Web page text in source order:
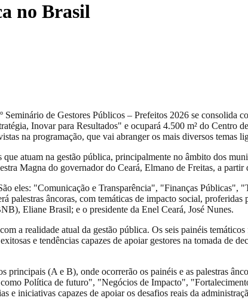
no Brasil
de Gestores Públicos – Prefeitos 2026 se consolida
Inovar para Resultados" e ocupará 4.500 m² do Centro
na programação, que vai abranger os mais diversos temas
atuam na gestão pública, principalmente no âmbito dos
Magna do governador do Ceará, Elmano de Freitas, a partir
eles: "Comunicação e Transparência", "Finanças
âncoras, com temáticas de impacto social, proferidas
Eliane Brasil; e o presidente da Enel Ceará, José Nunes.
a realidade atual da gestão pública. Os seis painéis
e tendências capazes de apoiar gestores na tomada de
(A e B), onde ocorrerão os painéis e as palestras
Política de futuro", "Negócios de Impacto",
iniciativas capazes de apoiar os desafios reais da